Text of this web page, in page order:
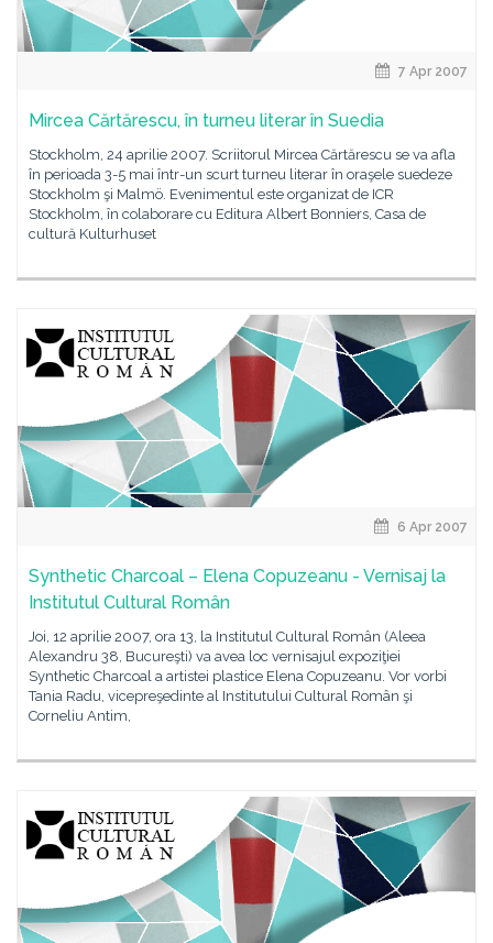
7 Apr 2007
Mircea Cărtărescu, în turneu literar în Suedia
Stockholm, 24 aprilie 2007. Scriitorul Mircea Cărtărescu se va afla
în perioada 3-5 mai într-un scurt turneu literar în oraşele suedeze
Stockholm şi Malmö. Evenimentul este organizat de ICR
Stockholm, în colaborare cu Editura Albert Bonniers, Casa de
cultură Kulturhuset
6 Apr 2007
Synthetic Charcoal – Elena Copuzeanu - Vernisaj la
Institutul Cultural Român
Joi, 12 aprilie 2007, ora 13, la Institutul Cultural Român (Aleea
Alexandru 38, Bucureşti) va avea loc vernisajul expoziţiei
Synthetic Charcoal a artistei plastice Elena Copuzeanu. Vor vorbi
Tania Radu, vicepreşedinte al Institutului Cultural Român şi
Corneliu Antim,